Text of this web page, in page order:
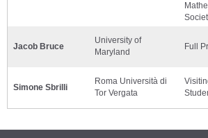
Jacob Bruce
University of
Maryland
Full
Simone Sbrilli
Roma Università di
Tor Vergata